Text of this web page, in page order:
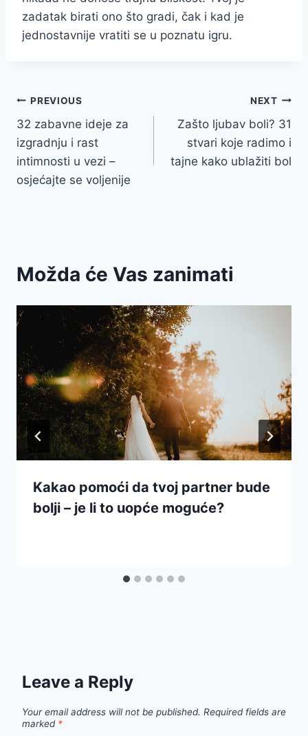
zadatak birati ono što gradi, čak i kad je
jednostavnije vratiti se u poznatu igru.
Post
navigation
PREVIOUS
32 zabavne ideje za
izgradnju i rast
intimnosti u vezi –
osjećajte se voljenije
NEXT
Zašto ljubav boli? 31
stvari koje radimo i
tajne kako ublažiti bol
Možda će Vas zanimati
Kakao pomoći da tvoj partner bude
bolji – je li to uopće moguće?
Leave a Reply
Your email address will not be published. Required fields are
marked *